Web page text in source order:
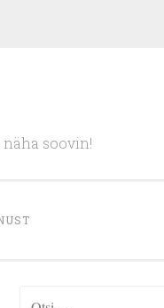
soovin!
Otsi: